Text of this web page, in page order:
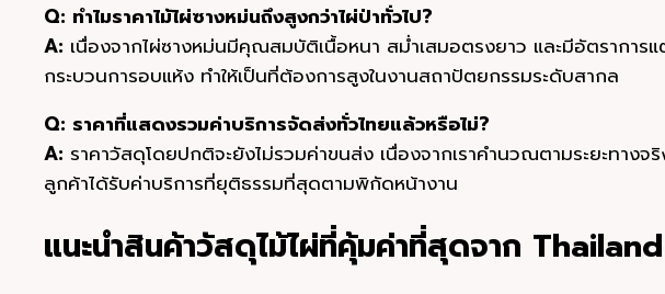
Q: ทำไมราคาไม้ไผ่ซางหม่นถึงสูงกว่าไผ่ป่าทั่วไป?
A: เนื่องจากไผ่ซางหม่นมีคุณสมบัติเนื้อหนา สม่ำเสมอตรงยาว และมีอัตราการ
กระบวนการอบแห้ง ทำให้เป็นที่ต้องการสูงในงานสถาปัตยกรรมระดับสากล
Q: ราคาที่แสดงรวมค่าบริการจัดส่งทั่วไทยแล้วหรือไม่?
A: ราคาวัสดุโดยปกติจะยังไม่รวมค่าขนส่ง เนื่องจากเราคำนวณตามระยะทางจ
ลูกค้าได้รับค่าบริการที่ยุติธรรมที่สุดตามพิกัดหน้างาน
แนะนำสินค้าวัสดุไม้ไผ่ที่คุ้มค่าที่สุดจาก